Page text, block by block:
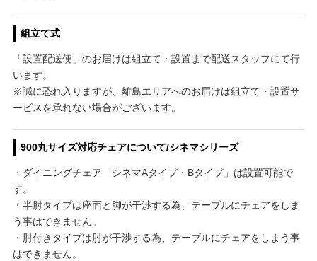
組立て式
「設置配送便」のお届けは組立て・設置まで配送スタッフにて行
います。
※誠に恐れ入りますが、離島エリアへのお届けは組立て・設置サ
ービスを承れない場合がございます。
900丸サイズ対応チェアについて/シネマシリーズ
・ダイニングチェア「シネマAタイプ・Bタイプ」は設置可能で
す。
・半肘タイプは座面と脚が干渉する為、テーブルにチェアをしま
う事はできません。
・肘付きタイプは肘が干渉する為、テーブルにチェアをしまう事
はできません。